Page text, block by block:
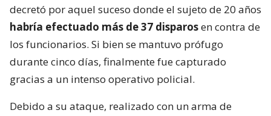
decretó por aquel suceso donde el sujeto de 20 años
habría efectuado más de 37 disparosen contra de
los funcionarios. Si bien se mantuvo prófugo
durante cinco días, finalmente fue capturado
gracias a un intenso operativo policial.
Debido a su ataque, realizado con un arma de